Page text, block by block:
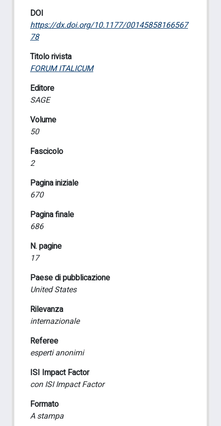
DOI
https://dx.doi.org/10.1177/00145858166567
78
Titolo rivista
FORUM ITALICUM
Editore
SAGE
Volume
50
Fascicolo
2
Pagina iniziale
670
Pagina finale
686
N. pagine
17
Paese di pubblicazione
United States
Rilevanza
internazionale
Referee
esperti anonimi
ISI Impact Factor
con ISI Impact Factor
Formato
A stampa